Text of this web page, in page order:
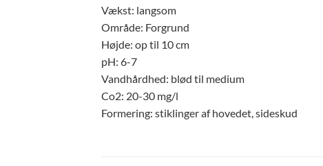
Vækst: langsom
Område: Forgrund
Højde: op til 10 cm
pH: 6-7
Vandhårdhed: blød til medium
Co2: 20-30 mg/l
Formering: stiklinger af hovedet, sideskud